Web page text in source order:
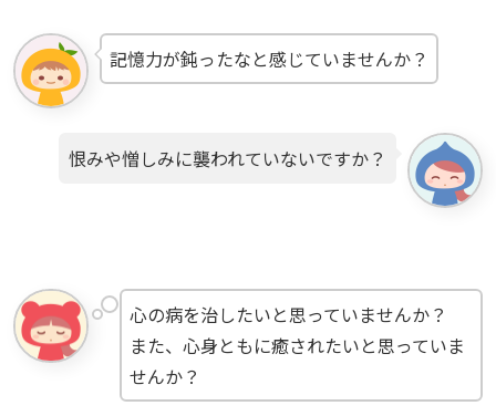
記憶力が鈍ったなと感じていませんか？
恨みや憎しみに襲われていないですか？
心の病を治したいと思っていませんか？
また、心身ともに癒されたいと思っていま
せんか？